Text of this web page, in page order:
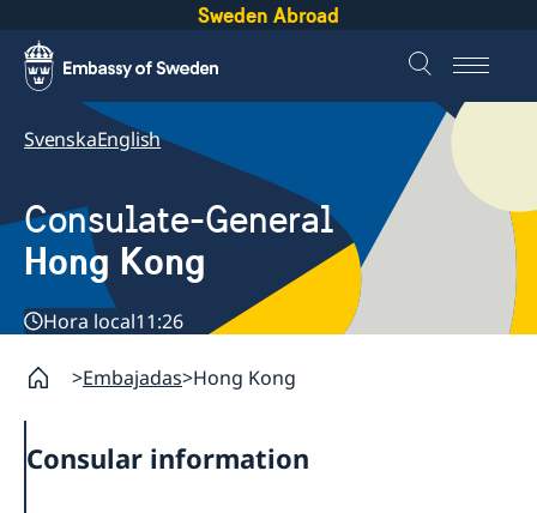
Sweden Abroad
SvenskaEnglish
Consulate-General
Hong Kong
Hora local11:26
Embajadas Hong Kong
Consular information